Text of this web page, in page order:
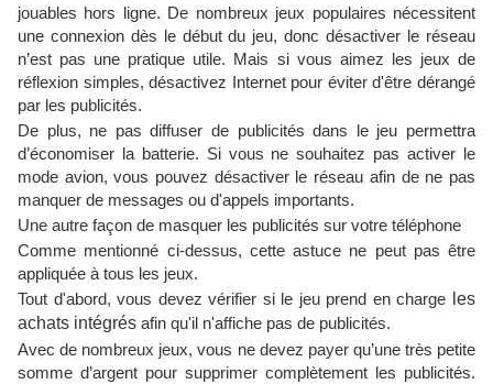
jouables hors ligne. De nombreux jeux populaires nécessitent
une connexion dès le début du jeu, donc désactiver le réseau
n’est pas une pratique utile. Mais si vous aimez les jeux de
réflexion simples, désactivez Internet pour éviter d'être dérangé
par les publicités.
De plus, ne pas diffuser de publicités dans le jeu permettra
d’économiser la batterie. Si vous ne souhaitez pas activer le
mode avion, vous pouvez désactiver le réseau afin de ne pas
manquer de messages ou d'appels importants.
Une autre façon de masquer les publicités sur votre téléphone
Comme mentionné ci-dessus, cette astuce ne peut pas être
appliquée à tous les jeux.
Tout d'abord, vous devez vérifier si le jeu prend en charge les
achats intégrés afin qu'il n'affiche pas de publicités.
Avec de nombreux jeux, vous ne devez payer qu’une très petite
somme d’argent pour supprimer complètement les publicités.